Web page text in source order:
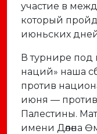
участие в
который
июньских
В турнире под
наций» наша
против
июня —
Палестины.
имени Дөлөна